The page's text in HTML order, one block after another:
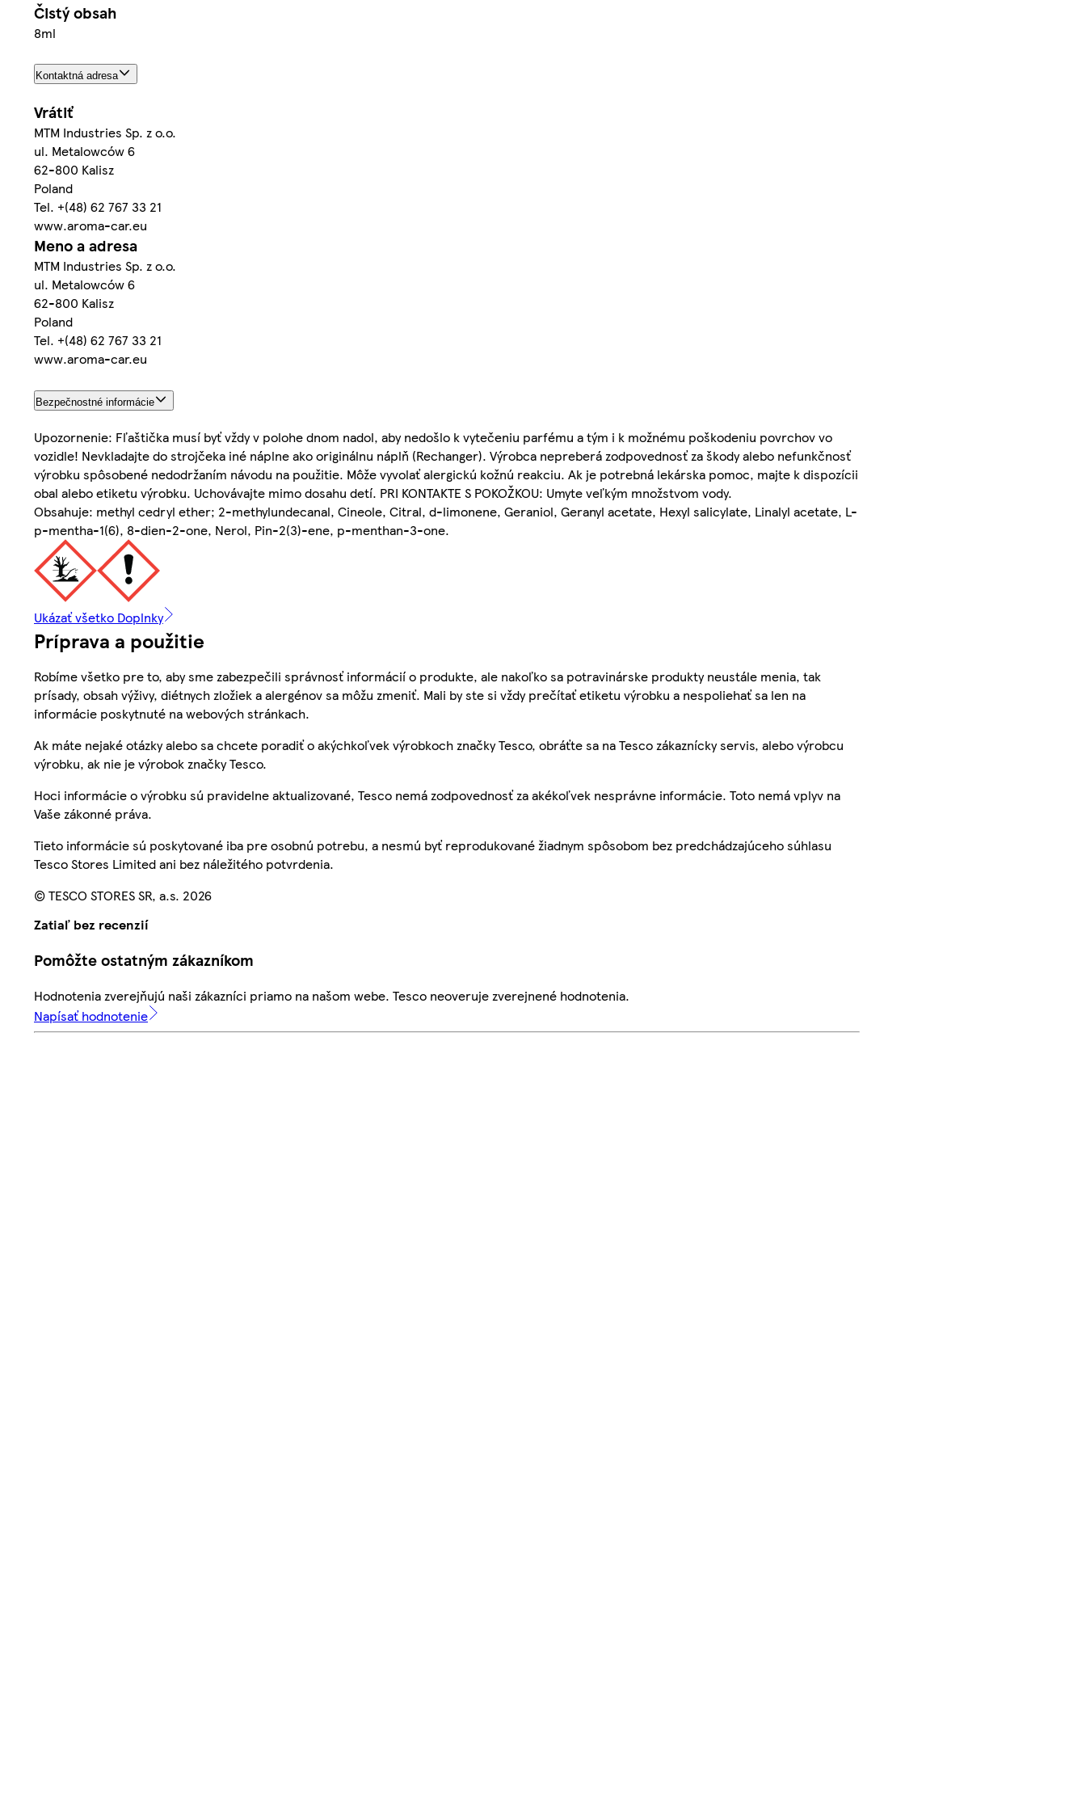
Čistý obsah
8ml
Kontaktná adresa
Vrátiť
MTM Industries Sp. z o.o.
ul. Metalowców 6
62-800 Kalisz
Poland
Tel. +(48) 62 767 33 21
www.aroma-car.eu
Meno a adresa
MTM Industries Sp. z o.o.
ul. Metalowców 6
62-800 Kalisz
Poland
Tel. +(48) 62 767 33 21
www.aroma-car.eu
Bezpečnostné informácie
Upozornenie: Fľaštička musí byť vždy v polohe dnom nadol, aby nedošlo k vytečeniu parfému a tým i k možnému poškodeniu povrchov vo
vozidle! Nevkladajte do strojčeka iné náplne ako originálnu náplň (Rechanger). Výrobca nepreberá zodpovednosť za škody alebo nefunkčnosť
výrobku spôsobené nedodržaním návodu na použitie. Môže vyvolať alergickú kožnú reakciu. Ak je potrebná lekárska pomoc, majte k dispozícii
obal alebo etiketu výrobku. Uchovávajte mimo dosahu detí. PRI KONTAKTE S POKOŽKOU: Umyte veľkým množstvom vody.
Obsahuje: methyl cedryl ether; 2-methylundecanal, Cineole, Citral, d-limonene, Geraniol, Geranyl acetate, Hexyl salicylate, Linalyl acetate, L-
p-mentha-1(6), 8-dien-2-one, Nerol, Pin-2(3)-ene, p-menthan-3-one.
Ukázať všetko Doplnky
Príprava a použitie
Robíme všetko pre to, aby sme zabezpečili správnosť informácií o produkte, ale nakoľko sa potravinárske produkty neustále menia, tak
prísady, obsah výživy, diétnych zložiek a alergénov sa môžu zmeniť. Mali by ste si vždy prečítať etiketu výrobku a nespoliehať sa len na
informácie poskytnuté na webových stránkach.
Ak máte nejaké otázky alebo sa chcete poradiť o akýchkoľvek výrobkoch značky Tesco, obráťte sa na Tesco zákaznícky servis, alebo výrobcu
výrobku, ak nie je výrobok značky Tesco.
Hoci informácie o výrobku sú pravidelne aktualizované, Tesco nemá zodpovednosť za akékoľvek nesprávne informácie. Toto nemá vplyv na
Vaše zákonné práva.
Tieto informácie sú poskytované iba pre osobnú potrebu, a nesmú byť reprodukované žiadnym spôsobom bez predchádzajúceho súhlasu
Tesco Stores Limited ani bez náležitého potvrdenia.
© TESCO STORES SR, a.s. 2026
Zatiaľ bez recenzií
Pomôžte ostatným zákazníkom
Hodnotenia zverejňujú naši zákazníci priamo na našom webe. Tesco neoveruje zverejnené hodnotenia.
Napísať hodnotenie